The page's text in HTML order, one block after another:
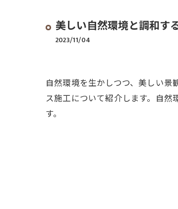
美しい自然環境と調和す
2023/11/04
自然環境を生かしつつ、美しい
ス施工について紹介します。自
す。